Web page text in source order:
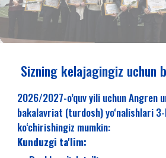
Sizning kelajagingiz uchun
2026/2027-o’quv yili uchun
bakalavriat (turdosh) yo‘nalishlari3
ko‘chirishingiz mumkin:
Kunduzgi ta'lim: